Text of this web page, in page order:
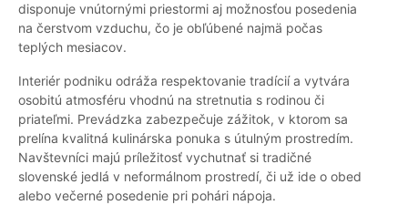
disponuje vnútornými priestormi aj možnosťou posedenia
na čerstvom vzduchu, čo je obľúbené najmä počas
teplých mesiacov.
Interiér podniku odráža respektovanie tradícií a vytvára
osobitú atmosféru vhodnú na stretnutia s rodinou či
priateľmi. Prevádzka zabezpečuje zážitok, v ktorom sa
prelína kvalitná kulinárska ponuka s útulným prostredím.
Navštevníci majú príležitosť vychutnať si tradičné
slovenské jedlá v neformálnom prostredí, či už ide o obed
alebo večerné posedenie pri pohári nápoja.